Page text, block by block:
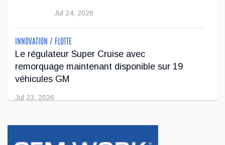
Jul 24, 2026
INNOVATION / FLOTTE
Le régulateur Super Cruise avec
remorquage maintenant disponible sur 19
véhicules GM
Jul 23, 2026
INNOVATION / FLOTTE